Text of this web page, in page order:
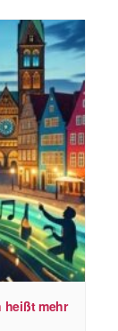
heißt mehr